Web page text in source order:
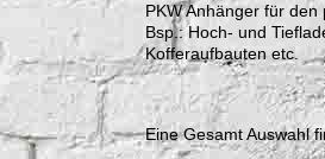
PKW Anhänger für den
Bsp.: Hoch- und
Kofferaufbauten etc.
Eine Gesamt Auswahl